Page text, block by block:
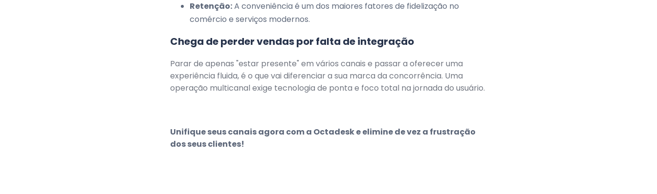
Retenção:A conveniência é um dos maiores fatores de fidelização no
comércio e serviços modernos.
Chega de perder vendas por falta de integração
Parar de apenas "estar presente" em vários canais e passar a oferecer uma
experiência fluida, é o que vai diferenciar a sua marca da concorrência. Uma
operação multicanal exige tecnologia de ponta e foco total na jornada do usuário.
Unifique seus canais agora com a Octadesk e elimine de vez a frustração
dos seus clientes!